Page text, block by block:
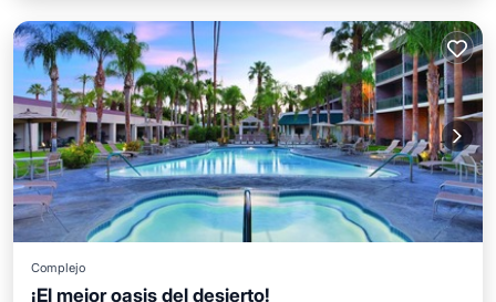
Complejo
¡El mejor oasis del desierto!